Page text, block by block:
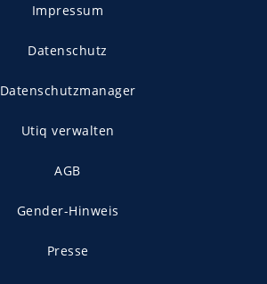
Impressum
Datenschutz
Datenschutzmanager
Utiq verwalten
AGB
Gender-Hinweis
Presse